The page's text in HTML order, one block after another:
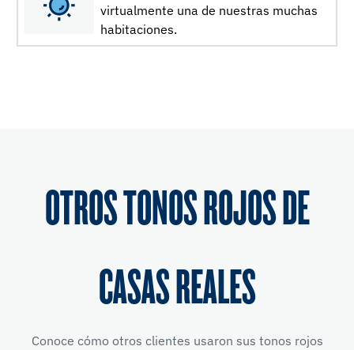
virtualmente una de nuestras muchas
habitaciones.
OTROS TONOS ROJOS DE
CASAS REALES
Conoce cómo otros clientes usaron sus tonos rojos